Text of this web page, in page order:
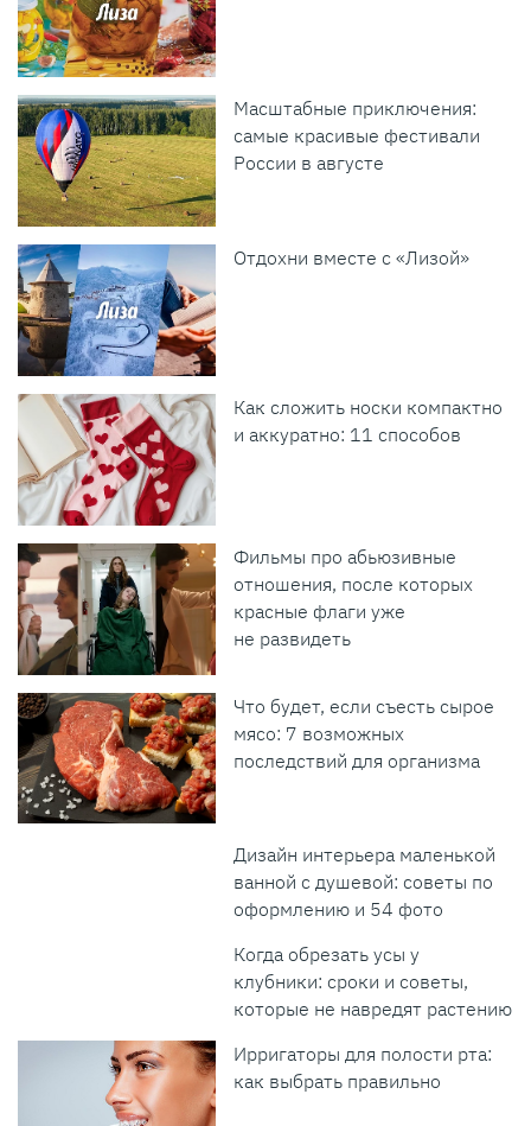
Масштабные приключения:
самые красивые фестивали
России в августе
Отдохни вместе с «Лизой»
Как сложить носки компактно
и аккуратно: 11 способов
Фильмы про абьюзивные
отношения, после которых
красные флаги уже
не развидеть
Что будет, если съесть сырое
мясо: 7 возможных
последствий для организма
Дизайн интерьера маленькой
ванной с душевой: советы по
оформлению и 54 фото
Когда обрезать усы у
клубники: сроки и советы,
которые не навредят растению
Ирригаторы для полости рта:
как выбрать правильно